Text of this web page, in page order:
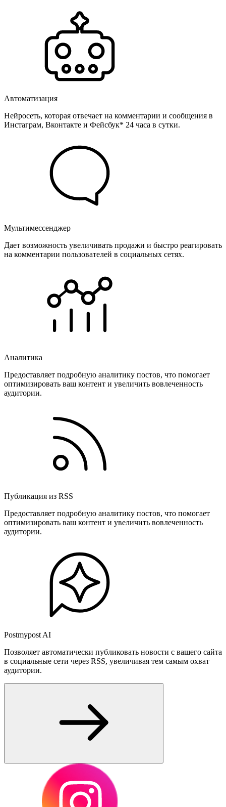
Автоматизация
Нейросеть, которая отвечает на комментарии и сообщения в
Инстаграм, Вконтакте и Фейсбук* 24 часа в сутки.
Мультимессенджер
Дает возможность увеличивать продажи и быстро реагировать
на комментарии пользователей в социальных сетях.
Аналитика
Предоставляет подробную аналитику постов, что помогает
оптимизировать ваш контент и увеличить вовлеченность
аудитории.
Публикация из RSS
Предоставляет подробную аналитику постов, что помогает
оптимизировать ваш контент и увеличить вовлеченность
аудитории.
Postmypost AI
Позволяет автоматически публиковать новости с вашего сайта
в социальные сети через RSS, увеличивая тем самым охват
аудитории.